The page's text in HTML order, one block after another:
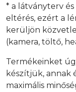
* a látványterv
eltérés, ezért a
kerüljön
(kamera, töltő,
Termékeinket
készítjük, annak
maximális